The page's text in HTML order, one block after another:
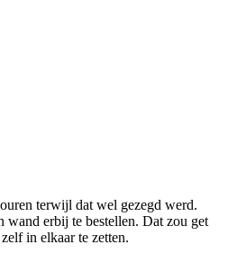
terwijl dat wel gezegd werd.
wand erbij te bestellen. Dat zou get
in elkaar te zetten.